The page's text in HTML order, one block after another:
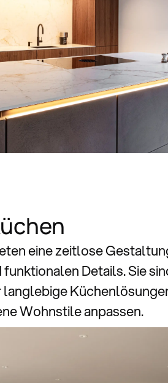
entdecken
eine zeitlose
Details. Sie
Wohnstile anpassen.